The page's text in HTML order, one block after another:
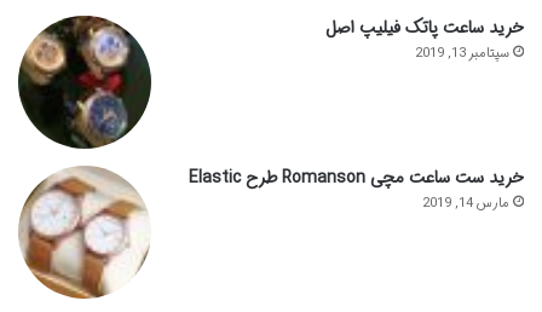
خرید ساعت پاتک فیلیپ اصل
سپتامبر 13, 2019
خرید ست ساعت مچی Romanson طرح Elastic
مارس 14, 2019